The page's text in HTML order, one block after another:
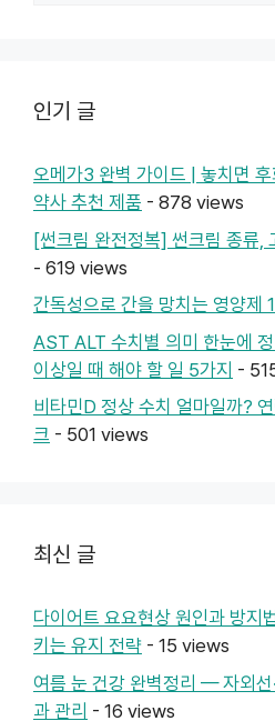
인기 글
오메가3 완벽 가이드 | 놓치면
약사 추천 제품 - 878 views
[썬크림 완전정복] 썬크림 종류,
- 619 views
간독성으로 간을 망치는 영양제
AST ALT 수치별 의미 한눈에
이상일 때 해야 할 일 5가지 -
비타민D 정상 수치 얼마일까?
크 - 501 views
최신 글
다이어트 요요현상 원인과 방지
키는 유지 전략 - 15 views
여름 눈 건강 완벽정리 — 자외선
과 관리 - 16 views